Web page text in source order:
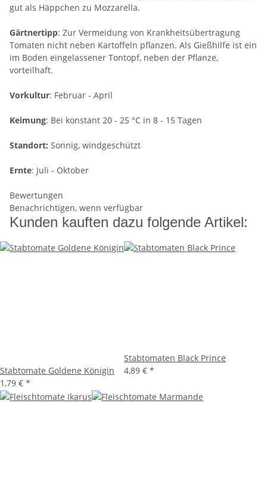
gut als Häppchen zu Mozzarella.
Gärtnertipp: Zur Vermeidung von Krankheitsübertragung
Tomaten nicht neben Kartoffeln pflanzen. Als Gießhilfe ist ein
im Boden eingelassener Tontopf, neben der Pflanze,
vorteilhaft.
Vorkultur: Februar - April
Keimung: Bei konstant 20 - 25 °C in 8 - 15 Tagen
Standort: Sonnig, windgeschützt
Ernte: Juli - Oktober
Bewertungen
Benachrichtigen, wenn verfügbar
Kunden kauften dazu folgende Artikel:
Stabtomate Goldene Königin
1,79 € *
Stabtomaten Black Prince
4,89 € *